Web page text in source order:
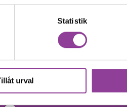
Statistik
urval